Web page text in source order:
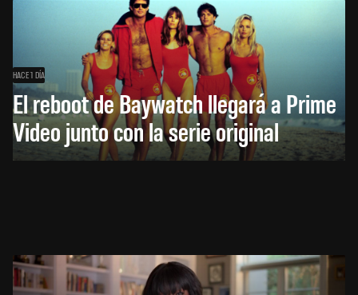
HACE 1 DÍA
El reboot de Baywatch llegará a Prime
Video junto con la serie original